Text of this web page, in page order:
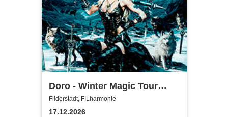
Doro - Winter Magic Tour
2026
Filderstadt, FILharmonie
17.12.2026